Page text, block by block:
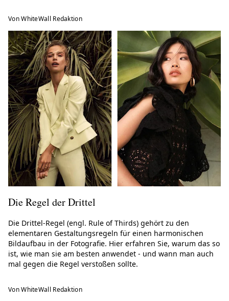
Von WhiteWall Redaktion
Die Regel der Drittel
Die Drittel-Regel (engl. Rule of Thirds) gehört zu den
elementaren Gestaltungsregeln für einen harmonischen
Bildaufbau in der Fotografie. Hier erfahren Sie, warum das so
ist, wie man sie am besten anwendet - und wann man auch
mal gegen die Regel verstoßen sollte.
Von WhiteWall Redaktion